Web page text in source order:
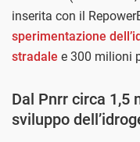
inserita con il
sperimentazione
stradale e 300 milioni
Dal Pnrr circa 1,5
sviluppo